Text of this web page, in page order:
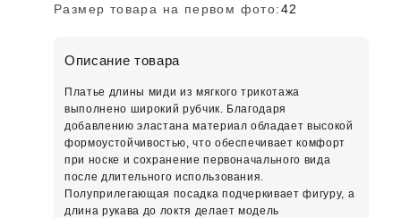
Размер товара на первом фото:42
Описание товара
Платье длины миди из мягкого трикотажа
выполнено широкий рубчик. Благодаря
добавлению эластана материал обладает высокой
формоустойчивостью, что обеспечивает комфорт
при носке и сохранение первоначального вида
после длительного использования.
Полуприлегающая посадка подчеркивает фигуру, а
длина рукава до локтя делает модель